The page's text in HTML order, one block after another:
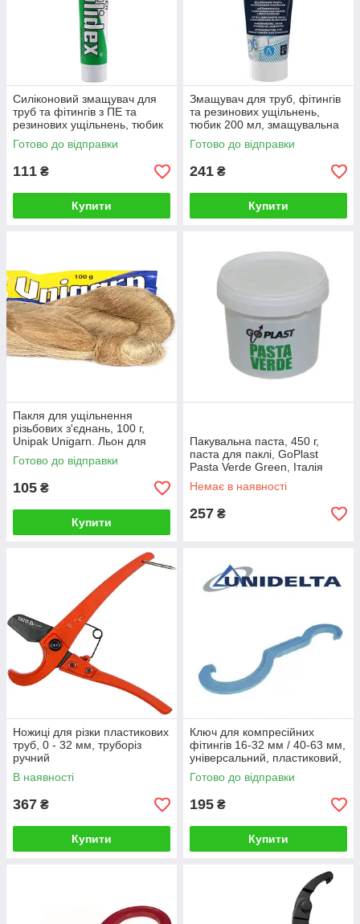
Силіконовий змащувач для
труб та фітингів з ПЕ та
резинових ущільнень, тюбик
50 г, UNIPAK
Готово до відправки
111 ₴
Купити
Змащувач для труб, фітингів
та резинових ущільнень,
тюбик 200 мл, змащувальна
паста Gebex. Франція
Готово до відправки
241 ₴
Купити
Пакля для ущільнення
різьбових з'єднань, 100 г,
Unipak Unigarn. Льон для
металевих фітингів
Готово до відправки
105 ₴
Купити
Пакувальна паста, 450 г,
паста для паклі, GoPlast
Pasta Verde Green, Італія
Немає в наявності
257 ₴
Ножиці для різки пластикових
труб, 0 - 32 мм, труборіз
ручний
В наявності
367 ₴
Купити
Ключ для компресійних
фітингів 16-32 мм / 40-63 мм,
універсальний, пластиковий,
Unidelta (Італія)
Готово до відправки
195 ₴
Купити